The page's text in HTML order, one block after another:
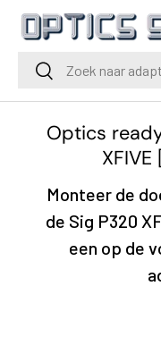
Ga naar inhoud
Zoeken
Zoeken
Optics
XFIVE
Monteer de
de Sig P320
een op de